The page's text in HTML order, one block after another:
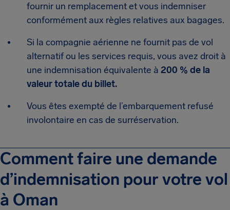
fournir un remplacement et vous indemniser
conformément aux règles relatives aux bagages.
Si la compagnie aérienne ne fournit pas de vol
alternatif ou les services requis, vous avez droit à
une indemnisation équivalente à 200 % de la
valeur totale du billet.
Vous êtes exempté de l’embarquement refusé
involontaire en cas de surréservation.
Comment faire une demande
d’indemnisation pour votre vol
à Oman